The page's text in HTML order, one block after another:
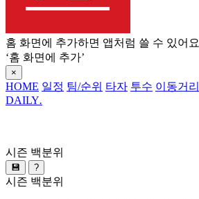
홈 화면에 추가하면 앱처럼 쓸 수 있어요
‘홈 화면에 추가’
×
HOME 일정 팀/순위 타자 투수 이동거리
DAILY.
시즌 백분위
💾 ?
시즌 백분위